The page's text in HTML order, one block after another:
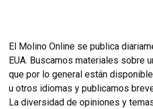
El Molino Online se publica
EUA. Buscamos materiales sobre
que por lo general están
u otros idiomas y publicamos
La diversidad de opiniones y